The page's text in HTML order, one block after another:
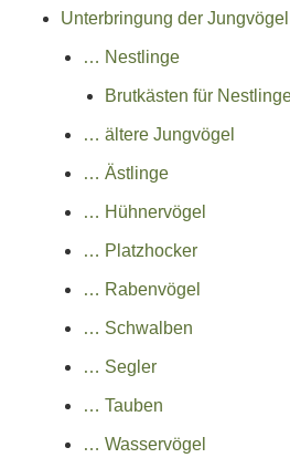
Unterbringung der Jungvögel
… Nestlinge
Brutkästen für
… ältere Jungvögel
… Ästlinge
… Hühnervögel
… Platzhocker
… Rabenvögel
… Schwalben
… Segler
… Tauben
… Wasservögel